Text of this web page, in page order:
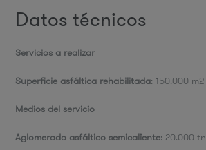
Datos técnicos
Servicios a realizar
Superficie asfáltica rehabilitada: 150.000 m2
Medios del servicio
Aglomerado asfáltico semicaliente: 20.000 tn